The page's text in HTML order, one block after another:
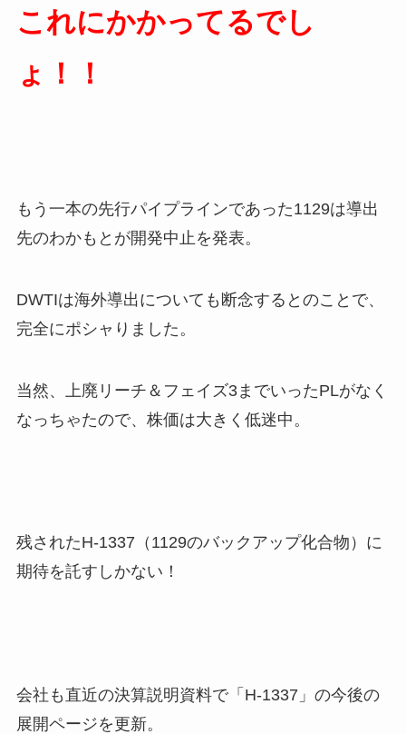
これにかかってるでし
ょ！！
もう一本の先行パイプラインであった1129は導出
先のわかもとが開発中止を発表。
DWTIは海外導出についても断念するとのことで、
完全にポシャりました。
当然、上廃リーチ＆フェイズ3までいったPLがなく
なっちゃたので、株価は大きく低迷中。
残されたH-1337（1129のバックアップ化合物）に
期待を託すしかない！
会社も直近の決算説明資料で「H-1337」の今後の
展開ページを更新。